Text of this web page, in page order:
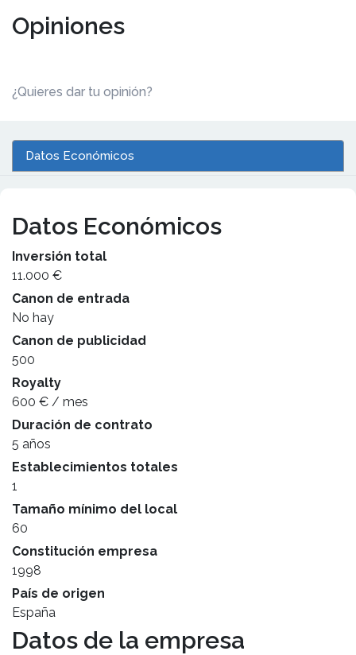
Opiniones
¿Quieres dar tu opinión?
Datos Económicos
Datos Económicos
Inversión total
11.000 €
Canon de entrada
No hay
Canon de publicidad
500
Royalty
600 € / mes
Duración de contrato
5 años
Establecimientos totales
1
Tamaño mínimo del local
60
Constitución empresa
1998
País de origen
España
Datos de la empresa